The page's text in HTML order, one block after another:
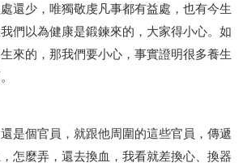
還少，唯獨敬虔凡事都有益處，也有今生
們以為健康是鍛鍊來的，大家得小心。如
來的，那我們要小心，事實證明很多養生
是個官員，就跟他周圍的這些官員，傳遞
怎麼弄，還去換血，我看就差換心、換器